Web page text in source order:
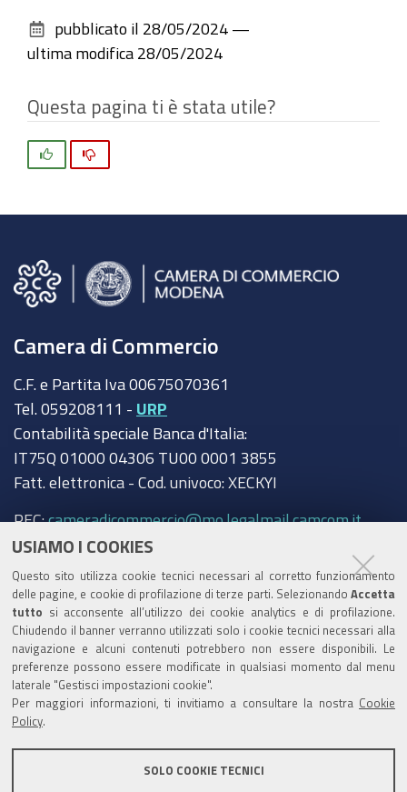
USIAMO I COOKIES
Questo sito utilizza cookie tecnici necessari al corretto funzionamento
delle pagine, e cookie di profilazione di terze parti. Selezionando Accetta
tutto si acconsente all’utilizzo dei cookie analytics e di profilazione.
Chiudendo il banner verranno utilizzati solo i cookie tecnici necessari alla
navigazione e alcuni contenuti potrebbero non essere disponibili. Le
preferenze possono essere modificate in qualsiasi momento dal menu
laterale "Gestisci impostazioni cookie".
Per maggiori informazioni, ti invitiamo a consultare la nostra Cookie
Policy
SOLO COOKIE TECNICI
documento
pubblicato il 28/05/2024 —
ultima modifica 28/05/2024
Questa pagina ti è stata utile?
Camera di Commercio
C.F. e Partita Iva 00675070361
Tel. 059208111 - URP
Contabilità speciale Banca d'Italia:
IT75Q 01000 04306 TU00 0001 3855
Fatt. elettronica - Cod. univoco: XECKYI
PEC:cameradicommercio@mo.legalmail.camcom.it
Trasparenza
Amministrazione trasparente
Albo Camerale
Pubblicità Legale
Area riservata Amministratori